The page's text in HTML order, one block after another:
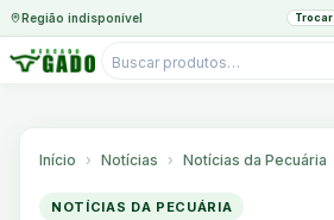
Região indisponível Trocar
Pesquisar
Início Notícias Notícias da Pecuária
NOTÍCIAS DA PECUÁRIA